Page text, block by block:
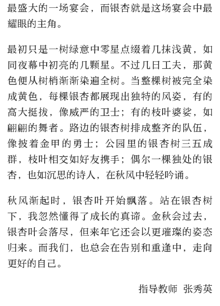
最盛大的一场宴会，而银杏就是这场宴会中最
耀眼的主角。
最初只是一树绿意中零星点缀着几抹浅黄，如
同夜幕中初亮的几颗星。不过几日工夫，那黄
色便从树梢渐渐染遍全树。当整棵树被完全染
成黄色，每棵银杏都展现出独特的风姿，有的
高大挺拔，像威严的卫士；有的枝叶婆娑，如
翩翩的舞者。路边的银杏树排成整齐的队伍，
像披着金甲的勇士；公园里的银杏树三五成
群，枝叶相交如好友携手；偶尔一棵独处的银
杏，也如沉思的诗人，在秋风中轻轻吟诵。
秋风渐起时，银杏叶开始飘落。站在银杏树
下，我忽然懂得了成长的真谛。金秋会过去，
银杏叶会落尽，但来年它还会以更璀璨的姿态
归来。而我们，也总会在告别和重逢中，走向
更好的自己。
指导教师 张秀英